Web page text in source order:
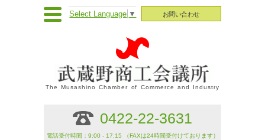
お問い合わせ
Select Language ▼
The Musashino Chamber of Commerce and Industry
0422-22-3631
電話受付時間：9:00 - 17:15 （FAXは24時間受付けております）